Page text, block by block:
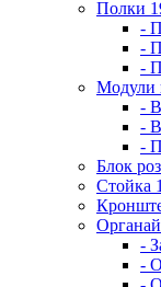
Полки
-
-
-
Модули
-
-
-
Блок
Стойка
-
-